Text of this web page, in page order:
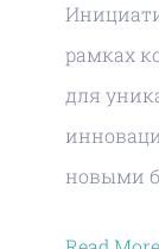
рамках
для
новыми